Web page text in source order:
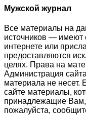
Мужской журнал
Все материалы на
источников — имеют
интернете или
предоставляются
целях. Права на
Администрация
материала не
сайте материалы,
принадлежащие
пожалуйста,